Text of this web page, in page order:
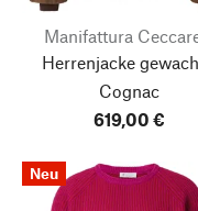
Manifattura
Herrenjacke
Cognac
619,00 €
Neu